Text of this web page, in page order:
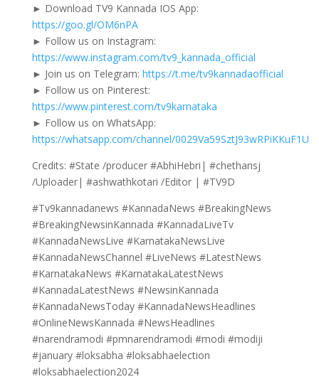
► Download TV9 Kannada IOS App:
https://goo.gl/OM6nPA
► Follow us on Instagram:
https://www.instagram.com/tv9_kannada_official
► Join us on Telegram: https://t.me/tv9kannadaofficial
► Follow us on Pinterest:
https://www.pinterest.com/tv9karnataka
► Follow us on WhatsApp:
https://whatsapp.com/channel/0029Va59SztJ93wRPiKKuF1U
Credits: #State /producer #AbhiHebri| #chethansj
/Uploader| #ashwathkotari /Editor | #TV9D
#Tv9kannadanews #KannadaNews #BreakingNews
#BreakingNewsinKannada #KannadaLiveTv
#KannadaNewsLive #KarnatakaNewsLive
#KannadaNewsChannel #LiveNews #LatestNews
#KarnatakaNews #KarnatakaLatestNews
#KannadaLatestNews #NewsinKannada
#KannadaNewsToday #KannadaNewsHeadlines
#OnlineNewsKannada #NewsHeadlines
#narendramodi #pmnarendramodi #modi #modiji
#january #loksabha #loksabhaelection
#loksabhaelection2024